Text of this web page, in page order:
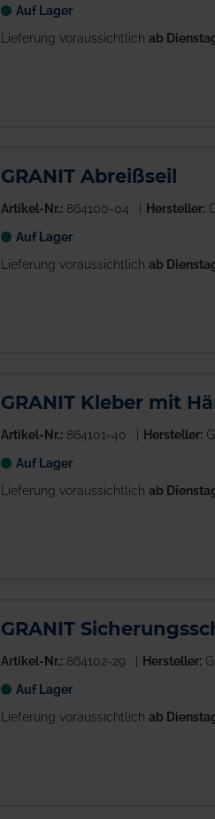
Auf Lager
Lieferung voraussichtlich ab
GRANIT Abreißseil
Artikel-Nr.: 864100-04 Hersteller:
Auf Lager
Lieferung voraussichtlich ab
GRANIT Kleber mit
Artikel-Nr.: 864101-40 Hersteller:
Auf Lager
Lieferung voraussichtlich ab
GRANIT
Artikel-Nr.: 864102-29 Hersteller:
Auf Lager
Lieferung voraussichtlich ab